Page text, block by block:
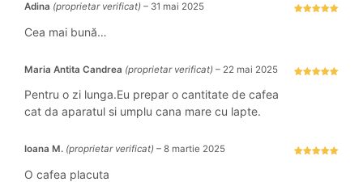
Adina (proprietar verificat) – 31 mai 2025
Cea mai bună…
Maria Antita Candrea (proprietar verificat) – 22 mai 2025
Pentru o zi lunga.Eu prepar o cantitate de cafea
cat da aparatul si umplu cana mare cu lapte.
Ioana M. (proprietar verificat) – 8 martie 2025
O cafea placuta